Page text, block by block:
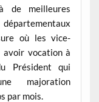
meilleures
où les vice-
avoir vocation à
Président qui
majoration
par mois.